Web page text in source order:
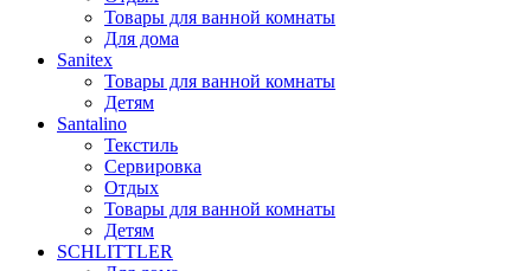
Товары для ванной комнаты
Для дома
Sanitex
Товары для ванной комнаты
Детям
Santalino
Текстиль
Сервировка
Отдых
Товары для ванной комнаты
Детям
SCHLITTLER